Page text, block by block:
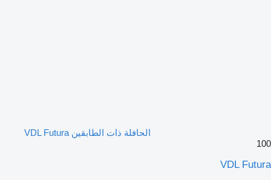
الحافلة ذات الطابقين VDL Futura
100
VDL Futura